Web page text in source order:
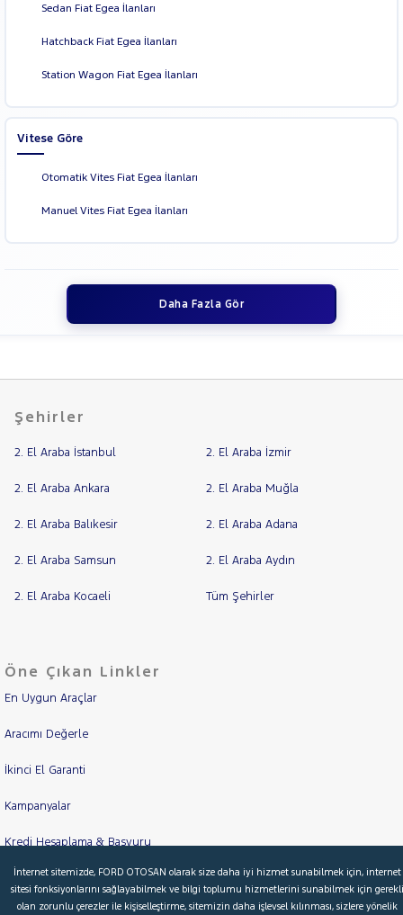
Sedan Fiat Egea İlanları
Hatchback Fiat Egea İlanları
Station Wagon Fiat Egea İlanları
Vitese Göre
Otomatik Vites Fiat Egea İlanları
Manuel Vites Fiat Egea İlanları
Daha Fazla Gör
Şehirler
2. El Araba İstanbul 2. El Araba İzmir
2. El Araba Ankara 2. El Araba Muğla
2. El Araba Balıkesir 2. El Araba Adana
2. El Araba Samsun 2. El Araba Aydın
2. El Araba Kocaeli Tüm Şehirler
Öne Çıkan Linkler
En Uygun Araçlar
Aracımı Değerle
İkinci El Garanti
Kampanyalar
Kredi Hesaplama & Başvuru
© 2026 Ford Türkiye Ford Kurumsal Hakkımızda
İnternet sitemizde, FORD OTOSAN olarak size daha iyi hizmet sunabilmek için, internet
sitesi fonksiyonlarını sağlayabilmek ve bilgi toplumu hizmetlerini sunabilmek için gerekli
olan zorunlu çerezler ile kişiselleştirme, sitemizin daha işlevsel kılınması, sizlere yönelik